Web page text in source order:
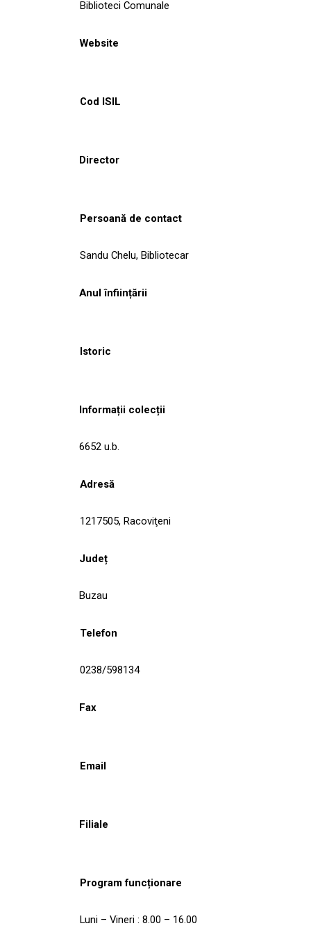
Biblioteci Comunale
Website
Cod ISIL
Director
Persoană de contact
Sandu Chelu, Bibliotecar
Anul înființării
Istoric
Informații colecții
6652 u.b.
Adresă
1217505, Racoviţeni
Județ
Buzau
Telefon
0238/598134
Fax
Email
Filiale
Program funcționare
Luni – Vineri : 8.00 – 16.00